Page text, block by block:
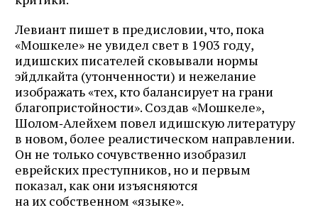
Левиант пишет в предисловии, что, пока
«Мошкеле» не увидел свет в 1903 году,
идишских писателей сковывали нормы
эйдлкайта (утонченности) и нежелание
изображать «тех, кто балансирует на грани
благопристойности». Создав «Мошкеле»,
Шолом‑Алейхем повел идишскую литературу
в новом, более реалистическом направлении.
Он не только сочувственно изобразил
еврейских преступников, но и первым
показал, как они изъясняются
на их собственном «языке».